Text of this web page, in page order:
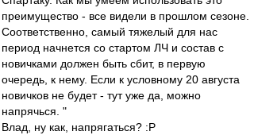
преимущество - все видели в прошлом сезоне.
Соответственно, самый тяжелый для нас
период начнется со стартом ЛЧ и состав с
новичками должен быть сбит, в первую
очередь, к нему. Если к условному 20 августа
новичков не будет - тут уже да, можно
напрячься. "
Влад, ну как, напрягаться? :P